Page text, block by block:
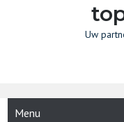
Uw
Menu